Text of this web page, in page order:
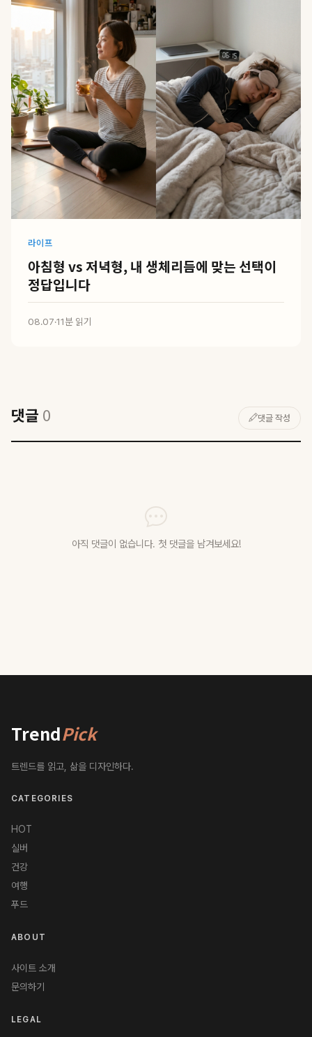
라이프
아침형 vs 저녁형, 내 생체리듬에 맞는 선택이
정답입니다
08.07·11분 읽기
댓글 0 댓글 작성
아직 댓글이 없습니다. 첫 댓글을 남겨보세요!
TrendPick
트렌드를 읽고, 삶을 디자인하다.
CATEGORIES
HOT
실버
건강
여행
푸드
ABOUT
사이트 소개
문의하기
LEGAL